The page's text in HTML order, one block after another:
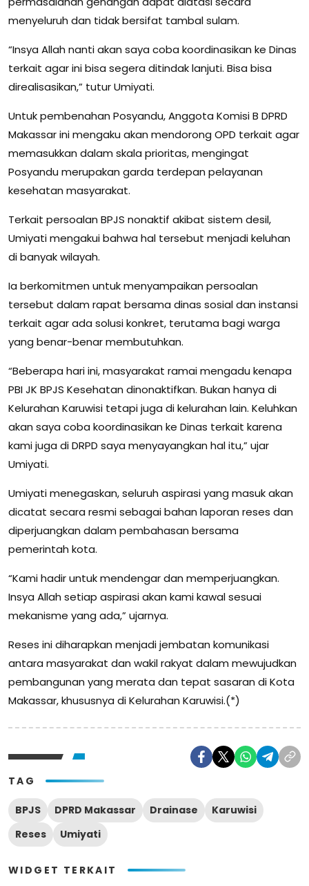
menyeluruh dan tidak bersifat tambal sulam.
“Insya Allah nanti akan saya coba koordinasikan ke Dinas
terkait agar ini bisa segera ditindak lanjuti. Bisa bisa
direalisasikan,” tutur Umiyati.
Untuk pembenahan Posyandu, Anggota Komisi B DPRD
Makassar ini mengaku akan mendorong OPD terkait agar
memasukkan dalam skala prioritas, mengingat
Posyandu merupakan garda terdepan pelayanan
kesehatan masyarakat.
Terkait persoalan BPJS nonaktif akibat sistem desil,
Umiyati mengakui bahwa hal tersebut menjadi keluhan
di banyak wilayah.
Ia berkomitmen untuk menyampaikan persoalan
tersebut dalam rapat bersama dinas sosial dan instansi
terkait agar ada solusi konkret, terutama bagi warga
yang benar-benar membutuhkan.
“Beberapa hari ini, masyarakat ramai mengadu kenapa
PBI JK BPJS Kesehatan dinonaktifkan. Bukan hanya di
Kelurahan Karuwisi tetapi juga di kelurahan lain. Keluhkan
akan saya coba koordinasikan ke Dinas terkait karena
kami juga di DRPD saya menyayangkan hal itu,” ujar
Umiyati.
Umiyati menegaskan, seluruh aspirasi yang masuk akan
dicatat secara resmi sebagai bahan laporan reses dan
diperjuangkan dalam pembahasan bersama
pemerintah kota.
“Kami hadir untuk mendengar dan memperjuangkan.
Insya Allah setiap aspirasi akan kami kawal sesuai
mekanisme yang ada,” ujarnya.
Reses ini diharapkan menjadi jembatan komunikasi
antara masyarakat dan wakil rakyat dalam mewujudkan
pembangunan yang merata dan tepat sasaran di Kota
Makassar, khususnya di Kelurahan Karuwisi.(*)
TAG
BPJS DPRD Makassar Drainase
Karuwisi
Reses
Umiyati
WIDGET TERKAIT